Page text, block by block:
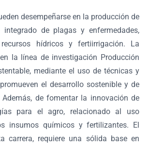
desempeñarse en la producción de
integrado de plagas y enfermedades,
hídricos y fertiirrigación. La
la línea de investigación Producción
mediante el uso de técnicas y
el desarrollo sostenible y de
Además, de fomentar la innovación de
para el agro, relacionado al uso
insumos químicos y fertilizantes. El
carrera, requiere una sólida base en